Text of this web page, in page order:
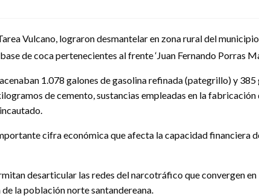
Vulcano, lograron desmantelar en zona rural del
de coca pertenecientes al frente ‘Juan Fernando Porras
1.078 galones de gasolina refinada (pategrillo) y 385
de cemento, sustancias empleadas en la fabricación
cifra económica que afecta la capacidad financiera
desarticular las redes del narcotráfico que convergen
la población norte santandereana.